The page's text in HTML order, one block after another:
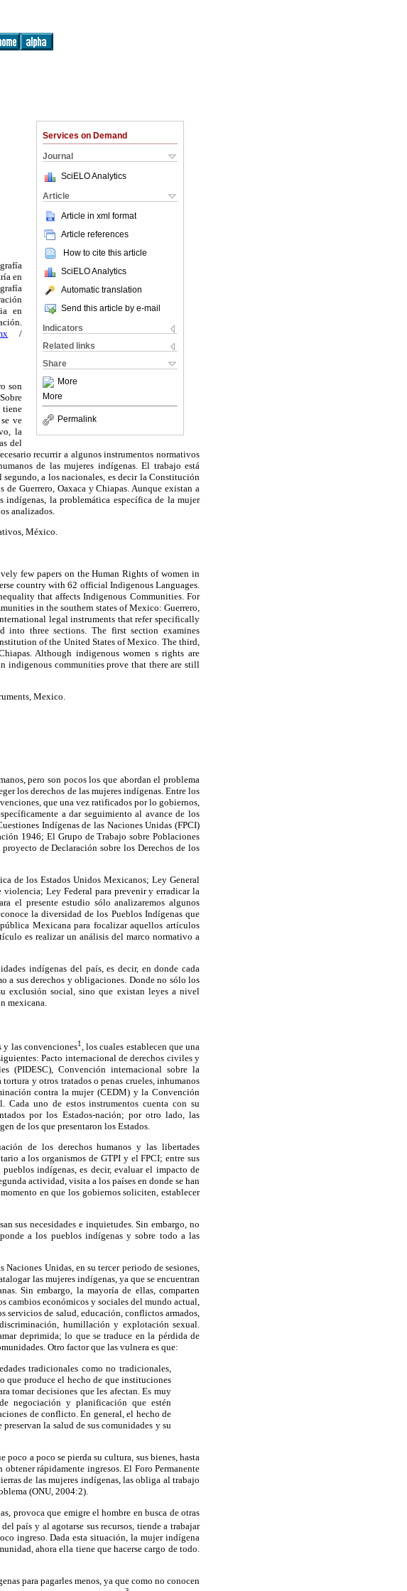
Services on Demand
Journal
SciELO Analytics
Article
Article in xml format
Article references
How to cite this article
SciELO Analytics
Automatic translation
Send this article by e-mail
Indicators
Related links
Share
More
More
Permalink
en
en
/
son
tiene
ve
la
del
recurrir a algunos instrumentos normativos
de las mujeres indígenas. El trabajo está
a los nacionales, es decir la Constitución
Guerrero, Oaxaca y Chiapas. Aunque existan a
indígenas, la problemática específica de la mujer
analizados.
México.
few papers on the Human Rights of women in
country with 62 official Indigenous Languages.
that affects Indigenous Communities. For
in the southern states of Mexico: Guerrero,
legal instruments that refer specifically
three sections. The first section examines
of the United States of Mexico. The third,
Although indigenous women s rights are
indigenous communities prove that there are still
Mexico.
pero son pocos los que abordan el problema
los derechos de las mujeres indígenas. Entre los
que una vez ratificados por lo gobiernos,
a dar seguimiento al avance de los
Indígenas de las Naciones Unidas (FPCI)
1946; El Grupo de Trabajo sobre Poblaciones
de Declaración sobre los Derechos de los
de los Estados Unidos Mexicanos; Ley General
Ley Federal para prevenir y erradicar la
el presente estudio sólo analizaremos algunos
la diversidad de los Pueblos Indígenas que
Mexicana para focalizar aquellos artículos
es realizar un análisis del marco normativo a
indígenas del país, es decir, en donde cada
a sus derechos y obligaciones. Donde no sólo los
exclusión social, sino que existan leyes a nivel
mexicana.
las convenciones1
, los cuales establecen que una
Pacto internacional de derechos civiles y
(PIDESC), Convención internacional sobre la
y otros tratados o penas crueles, inhumanos
contra la mujer (CEDM) y la Convención
Cada uno de estos instrumentos cuenta con su
por los Estados-nación; por otro lado, las
de los que presentaron los Estados.
de los derechos humanos y las libertades
a los organismos de GTPI y el FPCI; entre sus
indígenas, es decir, evaluar el impacto de
actividad, visita a los países en donde se han
en que los gobiernos soliciten, establecer
sus necesidades e inquietudes. Sin embargo, no
a los pueblos indígenas y sobre todo a las
Naciones Unidas, en su tercer periodo de sesiones,
las mujeres indígenas, ya que se encuentran
Sin embargo, la mayoría de ellas, comparten
cambios económicos y sociales del mundo actual,
servicios de salud, educación, conflictos armados,
humillación y explotación sexual.
deprimida; lo que se traduce en la pérdida de
Otro factor que las vulnera es que:
tradicionales como no tradicionales,
que produce el hecho de que instituciones
tomar decisiones que les afectan. Es muy
negociación y planificación que estén
de conflicto. En general, el hecho de
la salud de sus comunidades y su
a poco se pierda su cultura, sus bienes, hasta
rápidamente ingresos. El Foro Permanente
de las mujeres indígenas, las obliga al trabajo
(ONU, 2004:2).
provoca que emigre el hombre en busca de otras
país y al agotarse sus recursos, tiende a trabajar
ingreso. Dada esta situación, la mujer indígena
ahora ella tiene que hacerse cargo de todo.
para pagarles menos, ya que como no conocen